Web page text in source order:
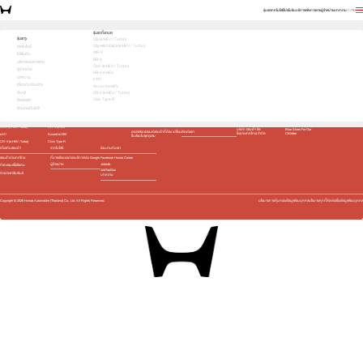
รุ่นรถเทคโนโลยีโปรโมชันบริการหลังการขายผู้จำหน่ายบทความENTH
รุ่นรถ
เทคโนโลยี
โปรโมชัน
บริการหลังการขาย
ผู้จำหน่าย
บทความ
เกี่ยวกับฮอนด้า
อื่นๆ
ติดต่อเรา
ร่วมงานกับเรา
รุ่นรถทั้งหมด
City (e:HEV / Turbo)
City Hatchback (e:HEV / Turbo)
WR-V
BR-V
Civic (e:HEV / Turbo)
HR-V e:HEV
e:N1
Accord e:HEV
CR-V (e:HEV / Turbo)
Civic Type R
Feel the sporty performance yourself. Book a test drive now!
3
City (e:HEV / Turbo)
Civic (e:HEV / Turbo)
HR-V e:HEV
e:N1
Accord e:HEV
CR-V (e:HEV / Turbo)
Civic Type R
ตรวจสอบรถยนต์ฮอนด้าที่ต้อง เปลี่ยน
ชิ้นส่วนในชุดถุงลม
ติดต่อเรา
บริษัท ฮอนด้า ลีส
ซิ่ง(ประเทศไทย) จำกัด
Blue Skies For Our
Children
เกี่ยวกับฮอนด้า
ฮอนด้าประเทศไทย
กิจกรรมเพื่อสังคม
ข่าวประชาสัมพันธ์
เทคโนโลยี
ที่มาพร้อมแอปและบริการของ Google
ผู้จำหน่าย
ร่วมงานกับเรา
Facebook Honda Career
Jobsdb
JobTopGun
บทความ
Copyright ©2026Honda Automobile (Thailand) Co., Ltd. All Rights Reserved. นโยบายการคุ้มครองข้อมูลส่วนบุคคลนโยบายคุกกี้ติดต่อเรื่องข้อมูลส่วนบุคคล